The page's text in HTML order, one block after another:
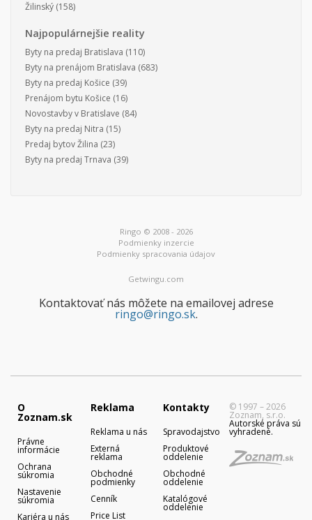
Žilinský (158)
Najpopulárnejšie reality
Byty na predaj Bratislava (110)
Byty na prenájom Bratislava (683)
Byty na predaj Košice (39)
Prenájom bytu Košice (16)
Novostavby v Bratislave (84)
Byty na predaj Nitra (15)
Predaj bytov Žilina (23)
Byty na predaj Trnava (39)
Ringo © 2008 - 2026
Podmienky inzercie
Podmienky spracovania údajov
Getwingu.com
Kontaktovať nás môžete na emailovej adrese
ringo@ringo.sk.
O
Zoznam.sk
Právne
informácie
Ochrana
súkromia
Nastavenie
súkromia
Kariéra u nás
Reklama
Reklama u nás
Externá
reklama
Obchodné
podmienky
Cenník
Price List
Kontakty
Spravodajstvo
Produktové
oddelenie
Obchodné
oddelenie
Katalógové
oddelenie
© 1997 – 2026
Zoznam, s.r.o.
Autorské práva sú
vyhradené.